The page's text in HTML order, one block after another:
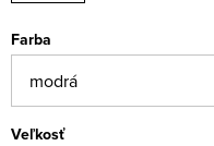
Farba
Veľkosť